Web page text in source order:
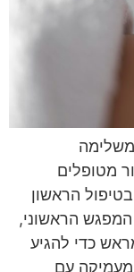
מטופלים
הראשון
הראשוני,
כדי להגיע
מעמיקה עם